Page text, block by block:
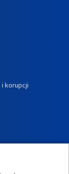
i korupcji